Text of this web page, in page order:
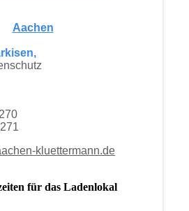
Aachen
kluettermann.de
für das Ladenlokal